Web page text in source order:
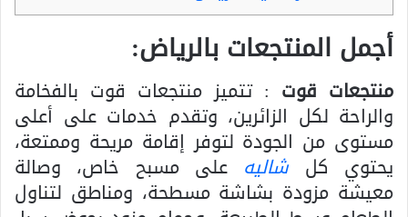
أجمل المنتجعات بالرياض:
منتجعات قوت : تتميز منتجعات قوت بالفخامة
والراحة لكل الزائرين، وتقدم خدمات على أعلى
مستوى من الجودة لتوفر إقامة مريحة وممتعة،
يحتوي كل شاليه على مسبح خاص، وصالة
معيشة مزودة بشاشة مسطحة، ومناطق لتناول